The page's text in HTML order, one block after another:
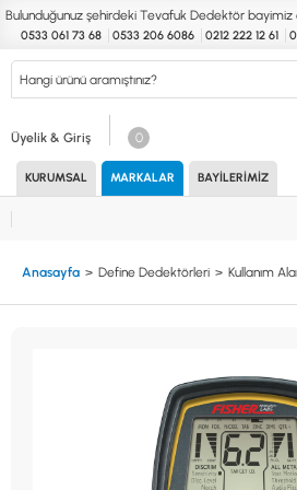
Define
Dedektörleri
Endüstri
Güvenlik
XP
YENİ
AKSESUARLAR (ÇEŞİT)
Bulunduğunuz şehirdeki Tevafuk Dedektör bayimiz
0533 061 73 68 0533 206 6086 0212 222 12 61
Üyelik & Giriş 0
KURUMSAL MARKALAR BAYILERIMIZ
Anasayfa Define Dedektörleri Kullanım